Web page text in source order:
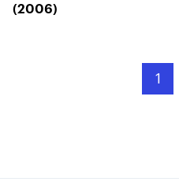
(2006)
1